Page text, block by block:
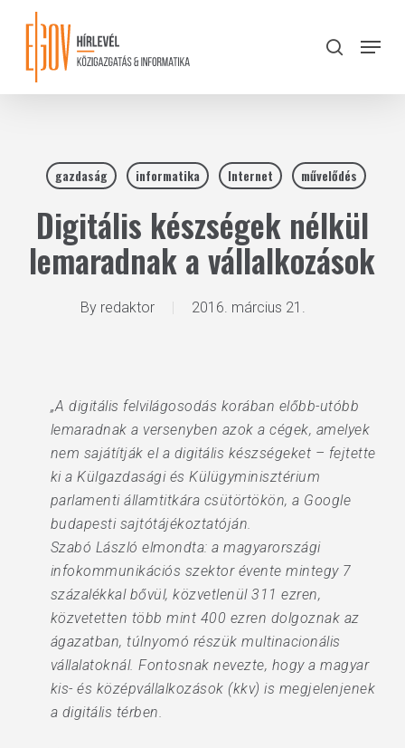
content
search
Menu
gazdaság informatika Internet művelődés
Digitális készségek nélkül
lemaradnak a vállalkozások
By redaktor 2016. március 21.
„A digitális felvilágosodás korában előbb-utóbb
lemaradnak a versenyben azok a cégek, amelyek
nem sajátítják el a digitális készségeket – fejtette
ki a Külgazdasági és Külügyminisztérium
parlamenti államtitkára csütörtökön, a Google
budapesti sajtótájékoztatóján.
Szabó László elmondta: a magyarországi
infokommunikációs szektor évente mintegy 7
százalékkal bővül, közvetlenül 311 ezren,
közvetetten több mint 400 ezren dolgoznak az
ágazatban, túlnyomó részük multinacionális
vállalatoknál. Fontosnak nevezte, hogy a magyar
kis- és középvállalkozások (kkv) is megjelenjenek
a digitális térben.
Close